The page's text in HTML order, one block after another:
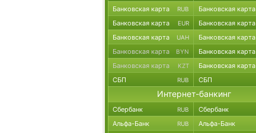
Банковская карта RUB Банковская карта
Банковская карта EUR Банковская карта
Банковская карта UAH Банковская карта
Банковская карта BYN Банковская карта
Банковская карта KZT Банковская карта
СБП RUB СБП
Интернет-банкинг
Сбербанк RUB Сбербанк
Альфа-Банк RUB Альфа-Банк